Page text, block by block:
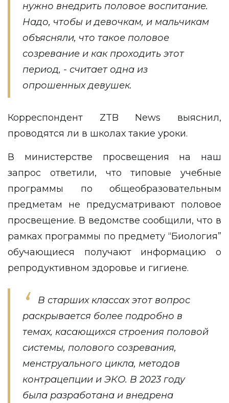
нужно внедрить половое воспитание.
Надо, чтобы и девочкам, и мальчикам
объясняли, что такое половое
созревание и как проходить этот
период, - считает одна из
опрошенных девушек.
Корреспондент ZTB News выяснил,
проводятся ли в школах такие уроки.
В министерстве просвещения на наш
запрос ответили, что типовые учебные
программы по общеобразовательным
предметам не предусматривают половое
просвещение. В ведомстве сообщили, что в
рамках программы по предмету “Биология”
обучающиеся получают информацию о
репродуктивном здоровье и гигиене.
В старших классах этот вопрос
раскрывается более подробно в
темах, касающихся строения половой
системы, полового созревания,
менструального цикла, методов
контрацепции и ЭКО. В 2023 году
была разработана и внедрена